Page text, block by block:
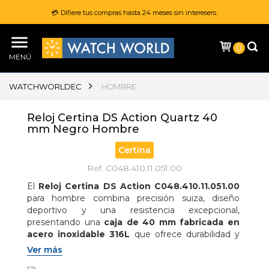
💳 Difiere tus compras hasta 24 meses sin interesers.
MENÚ
0
WATCHWORLDEC HOMBRE
Reloj Certina DS Action Quartz 40
mm Negro Hombre
Certina
Ref. C048.410.11.051.00
El Reloj Certina DS Action C048.410.11.051.00
para hombre combina precisión suiza, diseño
deportivo y una resistencia excepcional,
presentando una caja de 40 mm fabricada en
acero inoxidable 316L que ofrece durabilidad y
un estilo moderno ideal tanto para el día a día
como para actividades acuáticas; en su interior
Ver más